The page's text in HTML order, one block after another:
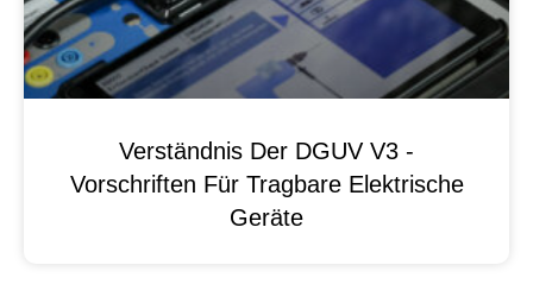
Verständnis Der DGUV V3 -
Vorschriften Für Tragbare Elektrische
Geräte